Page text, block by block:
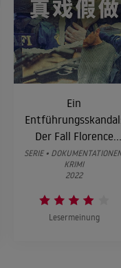
Ein
Der Fall Florence
Cassez
SERIE •
KRIMI
2022
Lesermeinung